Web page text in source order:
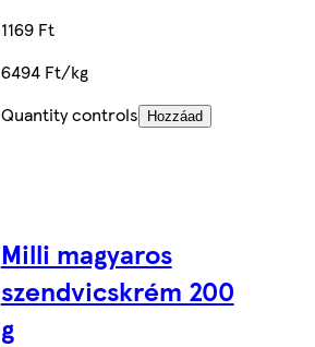
1169 Ft
6494 Ft/kg
Quantity controls
Hozzáad
Milli magyaros
szendvicskrém 200
g